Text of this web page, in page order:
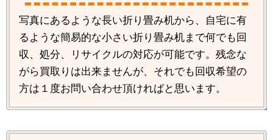
写真にあるような長い折り畳み机から、自宅に有
るような簡易的な小さい折り畳み机まで何でも回
収、処分、リサイクルの対応が可能です。残念な
がら買取りは出来ませんが、それでも回収希望の
方は１度お問い合わせ頂ければと思います。